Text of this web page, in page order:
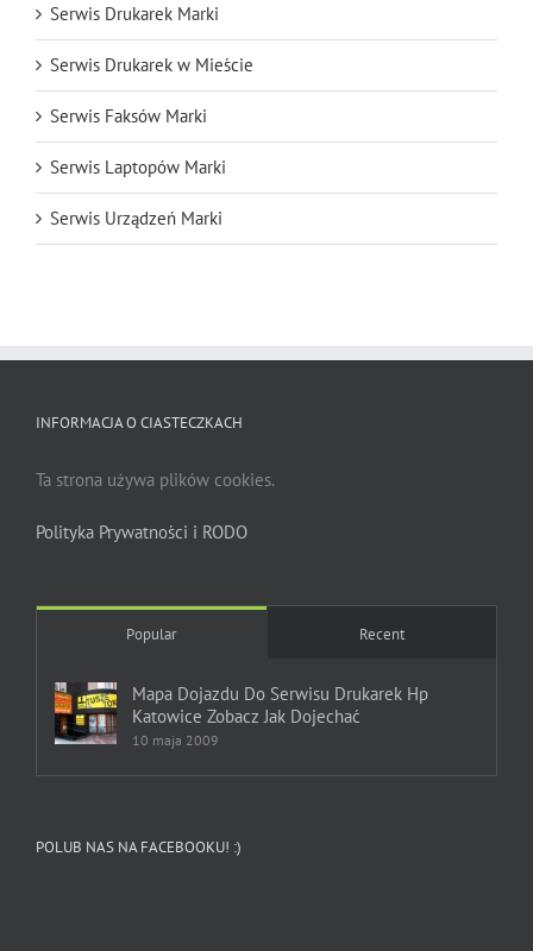
Serwis Drukarek Marki
Serwis Drukarek w Mieście
Serwis Faksów Marki
Serwis Laptopów Marki
Serwis Urządzeń Marki
INFORMACJA O CIASTECZKACH
Ta strona używa plików cookies.
Polityka Prywatności i RODO
Popular Recent
Mapa Dojazdu Do Serwisu Drukarek Hp
Katowice Zobacz Jak Dojechać
10 maja 2009
POLUB NAS NA FACEBOOKU! :)